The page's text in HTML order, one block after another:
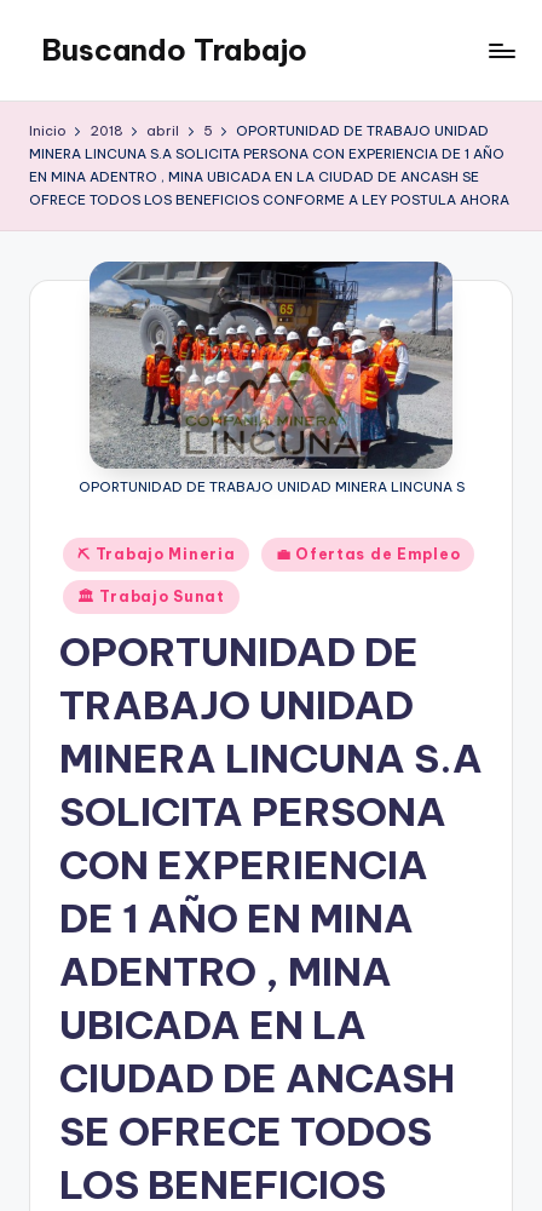
Saltar
contenido
Buscando Trabajo
Inicio 2018 abril 5
OPORTUNIDAD DE TRABAJO UNIDAD
MINERA LINCUNA S.A SOLICITA PERSONA CON EXPERIENCIA DE 1 AÑO
EN MINA ADENTRO , MINA UBICADA EN LA CIUDAD DE ANCASH SE
OFRECE TODOS LOS BENEFICIOS CONFORME A LEY POSTULA AHORA
OPORTUNIDAD DE TRABAJO UNIDAD MINERA LINCUNA S
Publicado
en
⛏️ Trabajo Mineria 💼 Ofertas de Empleo
🏛️ Trabajo Sunat
OPORTUNIDAD DE
TRABAJO UNIDAD
MINERA LINCUNA S.A
SOLICITA PERSONA
CON EXPERIENCIA
DE 1 AÑO EN MINA
ADENTRO , MINA
UBICADA EN LA
CIUDAD DE ANCASH
SE OFRECE TODOS
LOS BENEFICIOS